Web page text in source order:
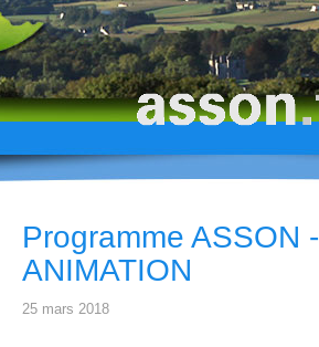
TOURISME
HISTOIRE
Programme ASSON -
ANIMATION
25 mars 2018